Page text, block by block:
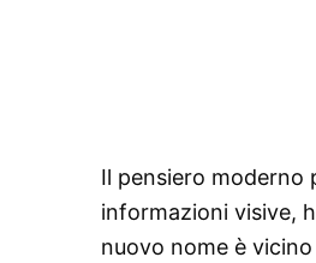
Il pensiero moderno
informazioni visive,
nuovo nome è